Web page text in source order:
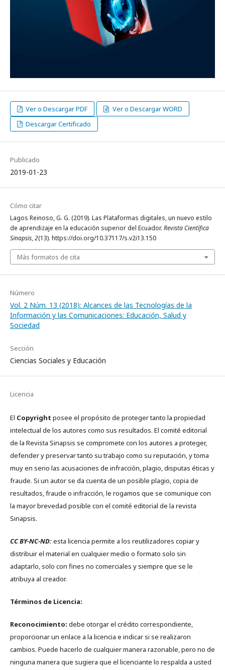
Ver o Descargar PDF
Ver o Descargar WORD
Descargar Certificado
Publicado
2019-01-23
Cómo citar
Lagos Reinoso, G. G. (2019). Las Plataformas digitales, un nuevo estilo
de aprendizaje en la educación superior del Ecuador. Revista Científica
Sinapsis,2(13). https://doi.org/10.37117/s.v2i13.150
Más formatos de cita
Número
Vol. 2 Núm. 13 (2018): Alcances de las Tecnologías de la
Información y las Comunicaciones: Educación, Salud y
Sociedad
Sección
Ciencias Sociales y Educación
Licencia
El Copyright posee el propósito de proteger tanto la propiedad
intelectual de los autores como sus resultados. El comité editorial
de la Revista Sinapsis se compromete con los autores a proteger,
defender y preservar tanto su trabajo como su reputación, y toma
muy en serio las acusaciones de infracción, plagio, disputas éticas y
fraude. Si un autor se da cuenta de un posible plagio, copia de
resultados, fraude o infracción, le rogamos que se comunique con
la mayor brevedad posible con el comité editorial de la revista
Sinapsis.
CC BY-NC-ND:esta licencia permite a los reutilizadores copiar y
distribuir el material en cualquier medio o formato solo sin
adaptarlo, solo con fines no comerciales y siempre que se le
atribuya al creador.
Términos de Licencia:
Reconocimiento: debe otorgar el crédito correspondiente,
proporcionar un enlace a la licencia e indicar si se realizaron
cambios. Puede hacerlo de cualquier manera razonable, pero no de
ninguna manera que sugiera que el licenciante lo respalda a usted